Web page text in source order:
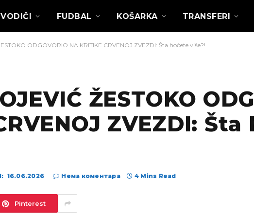
VODIČI FUDBAL KOŠARKA TRANSFERI
ODGOVORIO NA KRITIKE CRVENOJ ZVEZDI: Šta hoćete više?!
ŽESTOKO
ZVEZDI:
16.06.2026 Нема коментара 4 Mins Read
Pinterest